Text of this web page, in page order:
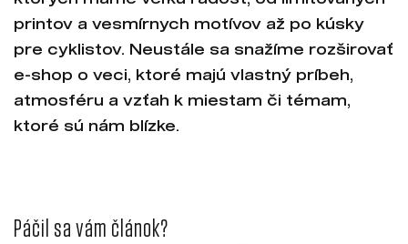
printov a vesmírnych motívov až po kúsky
pre cyklistov. Neustále sa snažíme rozširovať
e-shop o veci, ktoré majú vlastný príbeh,
atmosféru a vzťah k miestam či témam,
ktoré sú nám blízke.
Páčil sa vám článok?